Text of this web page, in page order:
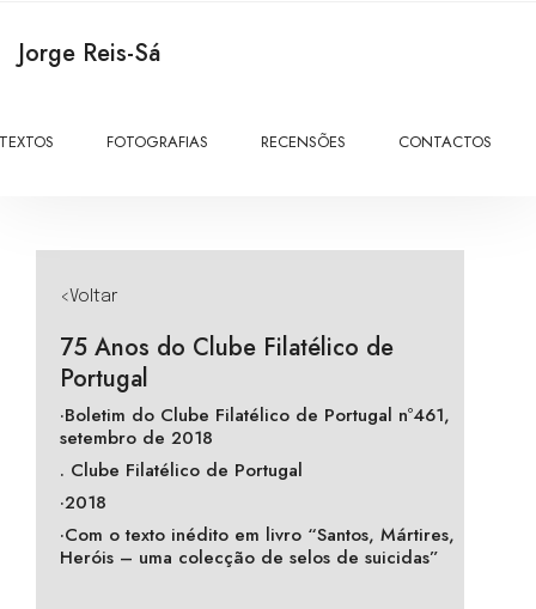
Jorge Reis-Sá
TEXTOS FOTOGRAFIAS RECENSÕES CONTACTOS
<Voltar
75 Anos do Clube Filatélico de
Portugal
·Boletim do Clube Filatélico de Portugal nº461,
setembro de 2018
. Clube Filatélico de Portugal
·2018
·Com o texto inédito em livro “Santos, Mártires,
Heróis – uma colecção de selos de suicidas”